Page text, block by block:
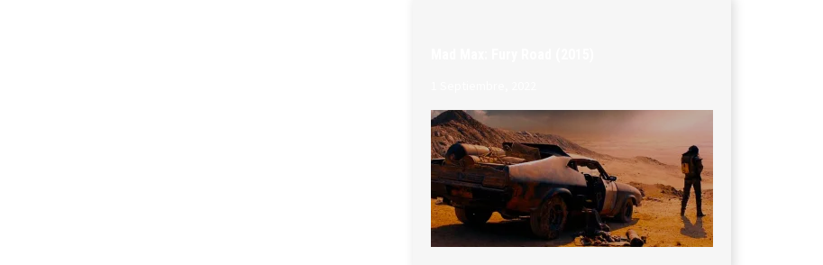
Ep. 83. Volvemos pisando el acelerador con
una de las mejores películas de acción de
todos los tiempos. No os lo perdáis.
Comparte...